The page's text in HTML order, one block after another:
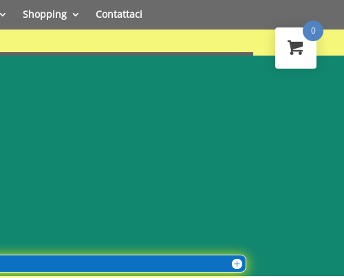
Shopping Contattaci
0